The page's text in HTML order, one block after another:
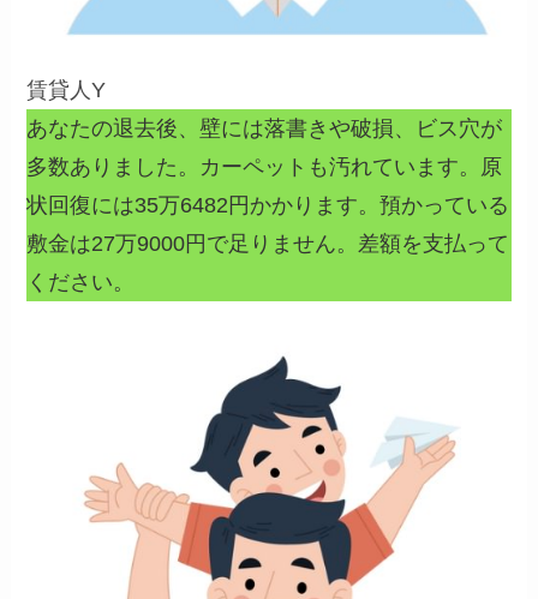
賃貸人Y
あなたの退去後、壁には落書きや破損、ビス穴が
多数ありました。カーペットも汚れています。原
状回復には35万6482円かかります。預かっている
敷金は27万9000円で足りません。差額を支払って
ください。